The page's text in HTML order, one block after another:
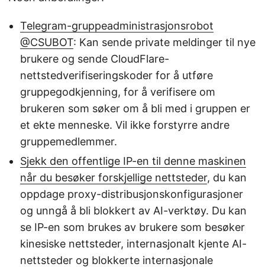
Telegram-gruppeadministrasjonsrobot
@CSUBOT: Kan sende private meldinger til nye
brukere og sende CloudFlare-
nettstedverifiseringskoder for å utføre
gruppegodkjenning, for å verifisere om
brukeren som søker om å bli med i gruppen er
et ekte menneske. Vil ikke forstyrre andre
gruppemedlemmer.
Sjekk den offentlige IP-en til denne maskinen
når du besøker forskjellige nettsteder, du kan
oppdage proxy-distribusjonskonfigurasjoner
og unngå å bli blokkert av AI-verktøy. Du kan
se IP-en som brukes av brukere som besøker
kinesiske nettsteder, internasjonalt kjente AI-
nettsteder og blokkerte internasjonale